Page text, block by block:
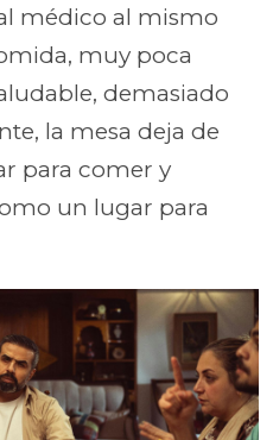
médico al mismo
muy poca
demasiado
la mesa deja de
para comer y
un lugar para